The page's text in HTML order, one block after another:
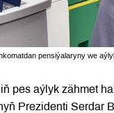
pensiýalaryny we
pes aýlyk zähmet
Prezidenti Serdar